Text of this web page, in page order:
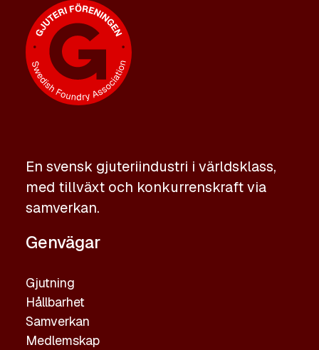
En svensk gjuteriindustri i världsklass,
med tillväxt och konkurrenskraft via
samverkan.
Genvägar
Gjutning
Hållbarhet
Samverkan
Medlemskap